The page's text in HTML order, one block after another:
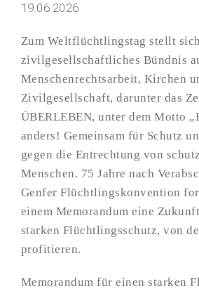
19.06.2026
Zum Weltflüchtlingstag stellt
zivilgesellschaftliches Bündnis
Menschenrechtsarbeit, Kirchen
Zivilgesellschaft, darunter das
ÜBERLEBEN, unter dem Motto
anders! Gemeinsam für Schutz
gegen die Entrechtung von
Menschen. 75 Jahre nach
Genfer Flüchtlingskonvention
einem Memorandum eine
starken Flüchtlingsschutz, von
profitieren.
Memorandum für einen starken